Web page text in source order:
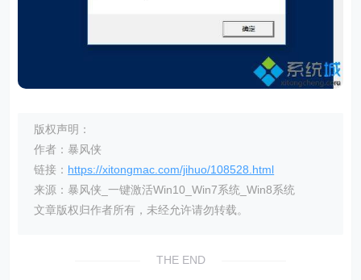
版权声明：
作者：暴风侠
链接： https://xitongmac.com/jihuo/108528.html
来源：暴风侠_一键激活Win10_Win7系统_Win8系统
文章版权归作者所有，未经允许请勿转载。
THE END